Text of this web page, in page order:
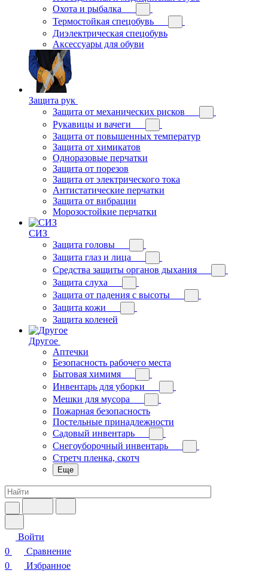
Охота и рыбалка
Термостойкая спецобувь
Диэлектрическая спецобувь
Аксессуары для обуви
Защита рук
Защита от механических рисков
Рукавицы и вачеги
Защита от повышенных температур
Защита от химикатов
Одноразовые перчатки
Защита от порезов
Защита от электрического тока
Антистатические перчатки
Защита от вибрации
Морозостойкие перчатки
СИЗ
Защита головы
Защита глаз и лица
Средства защиты органов дыхания
Защита слуха
Защита от падения с высоты
Защита кожи
Защита коленей
Другое
Аптечки
Безопасность рабочего места
Бытовая химимя
Инвентарь для уборки
Мешки для мусора
Пожарная безопасность
Постельные принадлежности
Садовый инвентарь
Снегоуборочный инвентарь
Стретч пленка, скотч
Еще
Войти
0
Сравнение
0
Избранное